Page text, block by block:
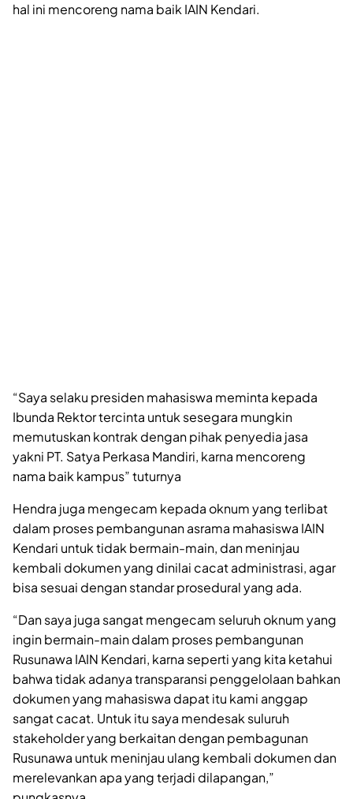
hal ini mencoreng nama baik IAIN Kendari.
“Saya selaku presiden mahasiswa meminta kepada
Ibunda Rektor tercinta untuk sesegara mungkin
memutuskan kontrak dengan pihak penyedia jasa
yakni PT. Satya Perkasa Mandiri, karna mencoreng
nama baik kampus” tuturnya
Hendra juga mengecam kepada oknum yang terlibat
dalam proses pembangunan asrama mahasiswa IAIN
Kendari untuk tidak bermain-main, dan meninjau
kembali dokumen yang dinilai cacat administrasi, agar
bisa sesuai dengan standar prosedural yang ada.
“Dan saya juga sangat mengecam seluruh oknum yang
ingin bermain-main dalam proses pembangunan
Rusunawa IAIN Kendari, karna seperti yang kita ketahui
bahwa tidak adanya transparansi penggelolaan bahkan
dokumen yang mahasiswa dapat itu kami anggap
sangat cacat. Untuk itu saya mendesak suluruh
stakeholder yang berkaitan dengan pembagunan
Rusunawa untuk meninjau ulang kembali dokumen dan
merelevankan apa yang terjadi dilapangan,”